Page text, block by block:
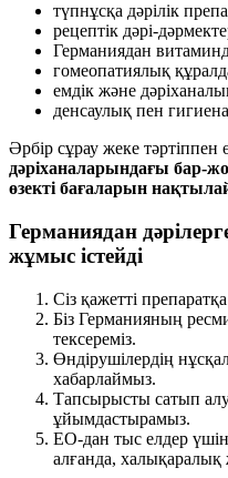
түпнұсқа дәрілік
рецептік дәрі-
Германиядан
гомеопатиялық
емдік және
денсаулық пен
Әрбір сұрау жеке тәртіппен
дәріханаларындағы бар-
өзекті бағаларын
Германиядан
жұмыс істейді
Сіз қажетті препаратқа
Біз Германияның
тексереміз.
Өндірушілердің
хабарлаймыз.
Тапсырысты сатып
ұйымдастырамыз.
ЕО-дан тыс елдер
алғанда, халықаралық